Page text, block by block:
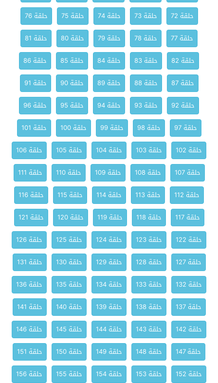
حلقة 72
حلقة 73 حلقة 74 حلقة 75
حلقة 76
حلقة 77
حلقة 78 حلقة 79 حلقة 80
حلقة 81
حلقة 82
حلقة 83 حلقة 84 حلقة 85
حلقة 86
حلقة 87
حلقة 88 حلقة 89 حلقة 90
حلقة 91
حلقة 92
حلقة 93 حلقة 94 حلقة 95
حلقة 96
حلقة 97
حلقة 98 حلقة 99 حلقة 100
حلقة 101
حلقة 102
حلقة 103 حلقة 104 حلقة 105
حلقة 106
حلقة 107
حلقة 108 حلقة 109 حلقة 110
حلقة 111
حلقة 112
حلقة 113 حلقة 114 حلقة 115
حلقة 116
حلقة 117
حلقة 118 حلقة 119 حلقة 120
حلقة 121
حلقة 122
حلقة 123 حلقة 124 حلقة 125
حلقة 126
حلقة 127
حلقة 128 حلقة 129 حلقة 130
حلقة 131
حلقة 132
حلقة 133 حلقة 134 حلقة 135
حلقة 136
حلقة 137
حلقة 138 حلقة 139 حلقة 140
حلقة 141
حلقة 142
حلقة 143 حلقة 144 حلقة 145
حلقة 146
حلقة 147
حلقة 148 حلقة 149 حلقة 150
حلقة 151
حلقة 152
حلقة 153 حلقة 154 حلقة 155 حلقة 156